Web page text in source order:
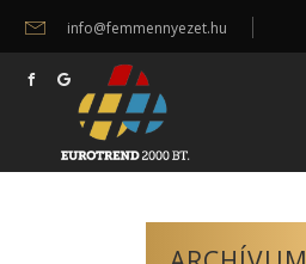
info@femmennyezet.hu